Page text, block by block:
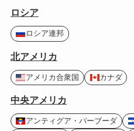
ロシア
ロシア連邦
北アメリカ
アメリカ合衆国 カナダ
中央アメリカ
アンティグア・バーブーダ